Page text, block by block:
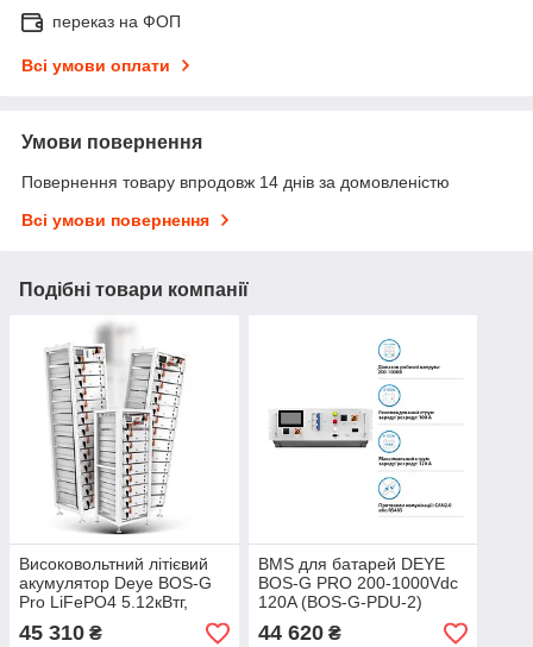
переказ на ФОП
Всі умови оплати
Умови повернення
Повернення товару впродовж 14 днів за домовленістю
Всі умови повернення
Подібні товари компанії
Високовольтний літієвий
акумулятор Deye BOS-G
Pro LiFePO4 5.12кВтг,
100Ah
45 310 ₴
BMS для батарей DEYE
BOS-G PRO 200-1000Vdc
120A (BOS-G-PDU-2)
44 620₴